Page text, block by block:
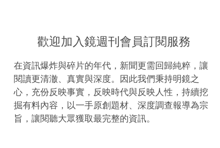
歡迎加入鏡週刊會員訂閱服務
在資訊爆炸與碎片的年代，新聞更需回歸純粹，讓
閱讀更清澈、真實與深度。因此我們秉持明鏡之
心，充份反映事實，反映時代與反映人性，持續挖
掘有料內容，以一手原創題材、深度調查報導為宗
旨，讓閱聽大眾獲取最完整的資訊。